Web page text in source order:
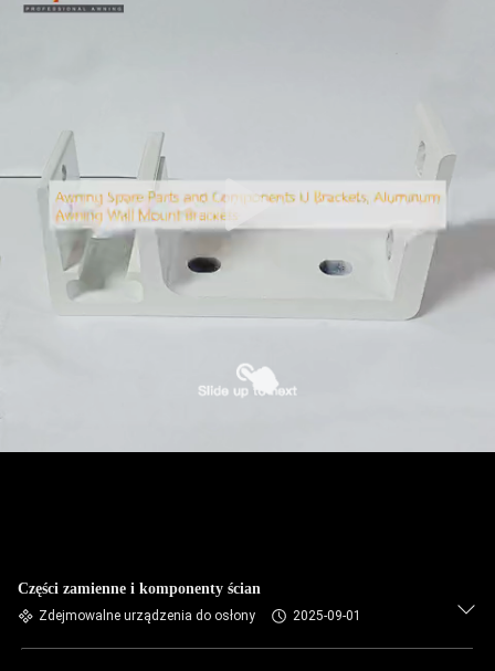
Części zamienne i komponenty ścian
Zdejmowalne urządzenia do osłony 2025-09-01